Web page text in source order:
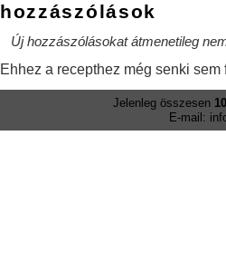
hozzászólások
Új hozzászólásokat átmenetileg
Ehhez a recepthez még senki sem
Jelenleg összesen
E-mail: